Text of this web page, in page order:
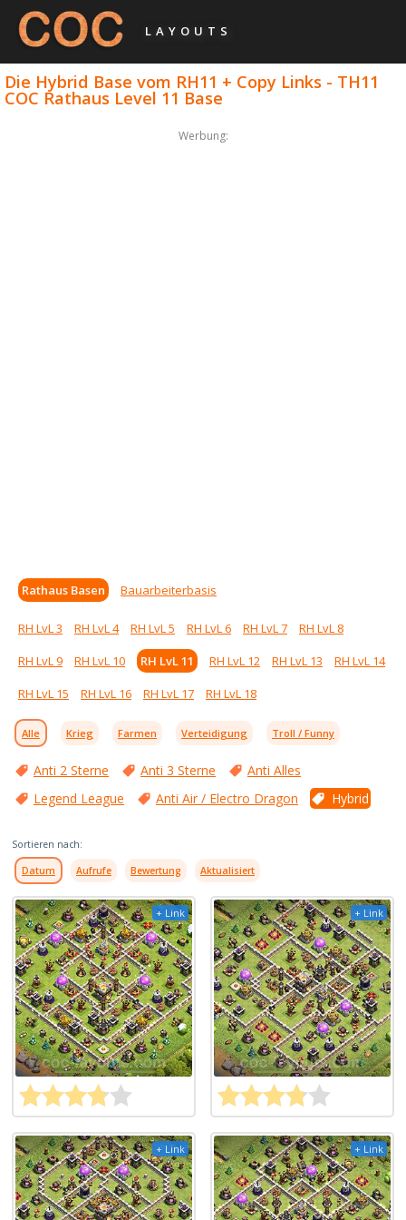
LAYOUTS
Die Hybrid Base vom RH11 + Copy Links - TH11
COC Rathaus Level 11 Base
Werbung:
Rathaus Basen Bauarbeiterbasis
RH LvL 3 RH LvL 4 RH LvL 5 RH LvL 6 RH LvL 7
RH LvL 8
RH LvL 9
RH LvL 10 RH LvL 11 RH LvL 12 RH LvL 13
RH LvL 14
RH LvL 15
RH LvL 16 RH LvL 17 RH LvL 18
Alle Krieg Farmen Verteidigung Troll / Funny
Anti 2 Sterne Anti 3 Sterne
Anti Alles
Legend League
Anti Air / Electro Dragon Hybrid
Sortieren nach:
Datum Aufrufe Bewertung Aktualisiert
+ Link + Link
+ Link + Link